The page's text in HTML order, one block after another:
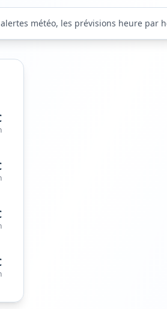
météo, les prévisions heure par